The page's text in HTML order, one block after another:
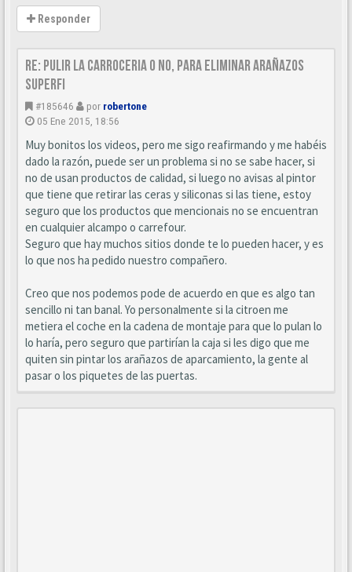
Responder
Re: Pulir la carroceria o no, para eliminar arañazos
superfi
#185646 por robertone
05 Ene 2015, 18:56
Muy bonitos los videos, pero me sigo reafirmando y me habéis
dado la razón, puede ser un problema si no se sabe hacer, si
no de usan productos de calidad, si luego no avisas al pintor
que tiene que retirar las ceras y siliconas si las tiene, estoy
seguro que los productos que mencionais no se encuentran
en cualquier alcampo o carrefour.
Seguro que hay muchos sitios donde te lo pueden hacer, y es
lo que nos ha pedido nuestro compañero.
Creo que nos podemos pode de acuerdo en que es algo tan
sencillo ni tan banal. Yo personalmente si la citroen me
metiera el coche en la cadena de montaje para que lo pulan lo
lo haría, pero seguro que partirían la caja si les digo que me
quiten sin pintar los arañazos de aparcamiento, la gente al
pasar o los piquetes de las puertas.